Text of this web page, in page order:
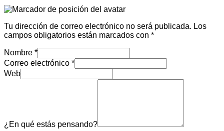
Tu dirección de correo electrónico no será publicada. Los
campos obligatorios están marcados con *
Nombre *
Correo electrónico *
Web
¿En qué estás pensando?